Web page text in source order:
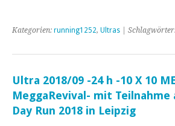
Kategorien: running1252, Ultras |
Ultra 2018/09 -24 h -10 X 10
MeggaRevival- mit Teilnahme
Day Run 2018 in Leipzig